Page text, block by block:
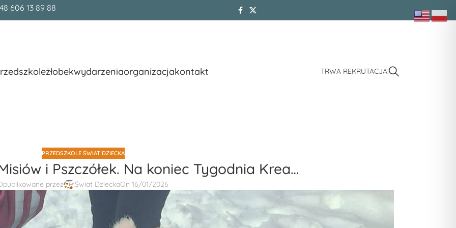
606 13 89 88
żłobekwydarzeniaorganizacjakontakt TRWA REKRUTACJA!
PRZEDSZKOLE ŚWIAT DZIECKA
i Pszczółek. Na koniec Tygodnia Krea…
przez Świat DzieckaOn 16/01/2026